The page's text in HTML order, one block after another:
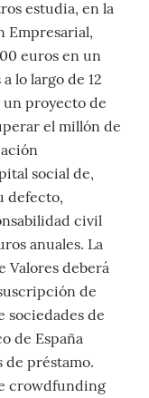
estudia, en la
Empresarial,
euros en un
lo largo de 12
un proyecto de
el millón de
social de,
defecto,
civil
anuales. La
Valores deberá
de
sociedades de
de España
préstamo.
crowdfunding